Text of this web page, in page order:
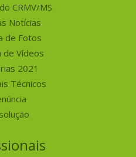
CRMV/MS
Notícias
de Fotos
de Vídeos
2021
Técnicos